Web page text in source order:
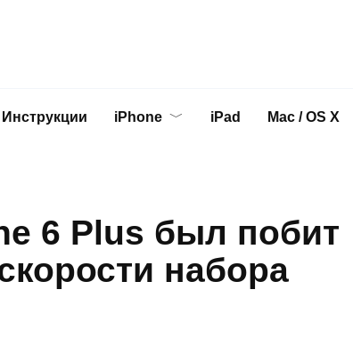
Инструкции iPhone iPad Mac / OS X
6 Plus был побит
набора